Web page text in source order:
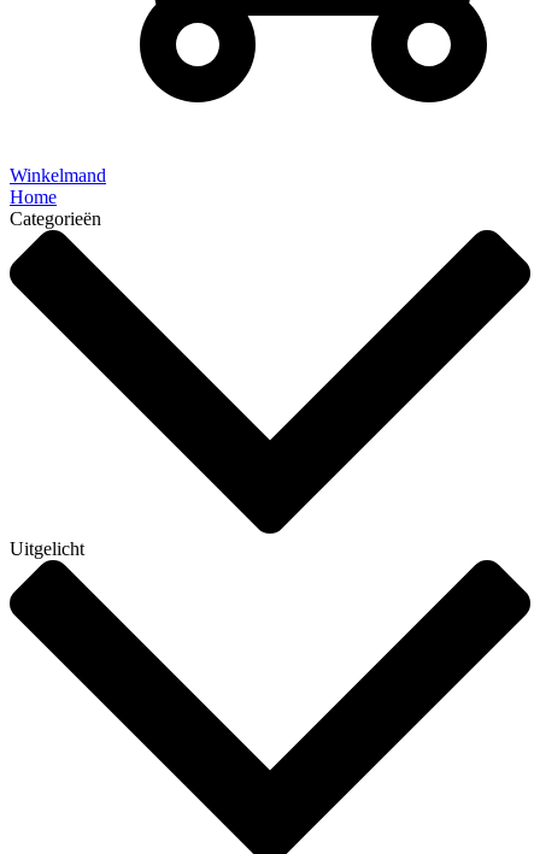
Winkelmand
Home
Categorieën
Uitgelicht